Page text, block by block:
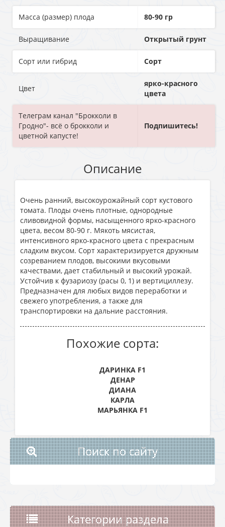
Масса (размер) плода 80-90 гр
Выращивание Открытый грунт
Сорт или гибрид Сорт
Цвет
ярко-красного
цвета
Телеграм канал "Брокколи в
Гродно"- всё о брокколи и
цветной капусте!
Подпишитесь!
Описание
Очень ранний, высокоурожайный сорт кустового
томата. Плоды очень плотные, однородные
сливовидной формы, насыщенного ярко-красного
цвета, весом 80-90 г. Мякоть мясистая,
интенсивного ярко-красного цвета с прекрасным
сладким вкусом. Сорт характеризируется дружным
созреванием плодов, высокими вкусовыми
качествами, дает стабильный и высокий урожай.
Устойчив к фузариозу (расы 0, 1) и вертициллезу.
Предназначен для любых видов переработки и
свежего употребления, а также для
транспортировки на дальние расстояния.
Похожие сорта:
ДАРИНКА F1
ДЕНАР
ДИАНА
КАРЛА
МАРЬЯНКА F1
Поиск по сайту
Категории раздела